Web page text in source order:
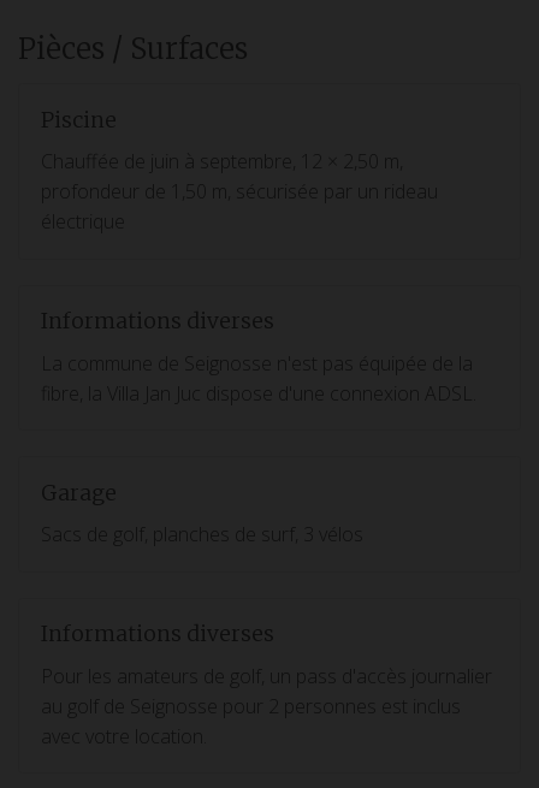
Pièces / Surfaces
Piscine
Chauffée de juin à septembre, 12 × 2,50 m,
profondeur de 1,50 m, sécurisée par un rideau
électrique
Informations diverses
La commune de Seignosse n'est pas équipée de la
fibre, la Villa Jan Juc dispose d'une connexion ADSL.
Garage
Sacs de golf, planches de surf, 3 vélos
Informations diverses
Pour les amateurs de golf, un pass d'accès journalier
au golf de Seignosse pour 2 personnes est inclus
avec votre location.